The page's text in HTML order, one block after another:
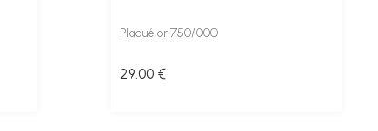
Plaqué or 750/000
29.00 €